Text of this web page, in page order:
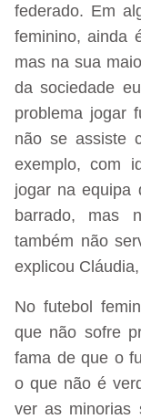
federado. Em
feminino, ainda
mas na sua
da sociedade
problema jogar
não se assiste
exemplo, com
jogar na equipa
barrado, mas
também não
explicou
No futebol
que não sofre
fama de que o
o que não é
ver as minorias